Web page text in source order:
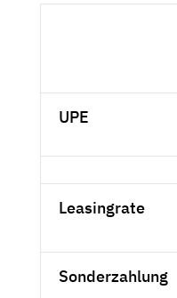
UPE
Leasingrate
Sonderzahlung